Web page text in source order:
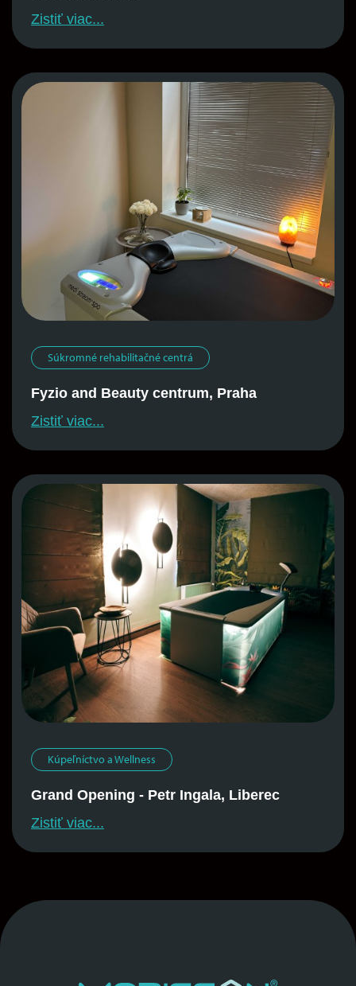
Zistiť viac...
Súkromné ​​rehabilitačné centrá
Fyzio and Beauty centrum, Praha
Zistiť viac...
Kúpeľníctvo a Wellness
Grand Opening - Petr Ingala, Liberec
Zistiť viac...